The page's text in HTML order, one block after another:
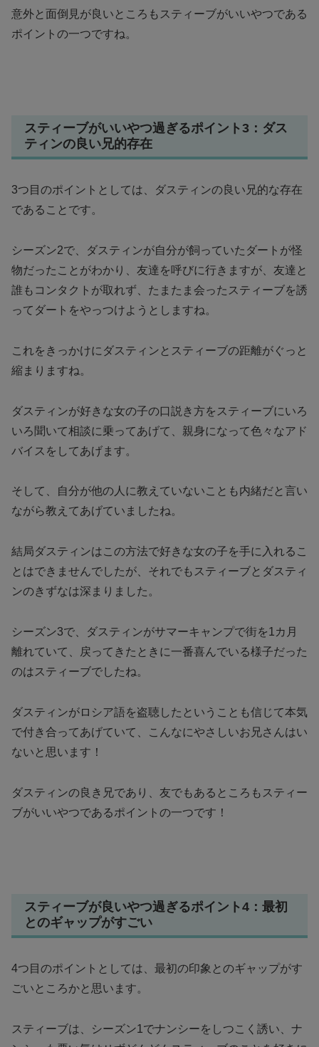
意外と面倒見が良いところもスティーブがいいやつである
ポイントの一つですね。
スティーブがいいやつ過ぎるポイント3：ダス
ティンの良い兄的存在
3つ目のポイントとしては、ダスティンの良い兄的な存在
であることです。
シーズン2で、ダスティンが自分が飼っていたダートが怪
物だったことがわかり、友達を呼びに行きますが、友達と
誰もコンタクトが取れず、たまたま会ったスティーブを誘
ってダートをやっつけようとしますね。
これをきっかけにダスティンとスティーブの距離がぐっと
縮まりますね。
ダスティンが好きな女の子の口説き方をスティーブにいろ
いろ聞いて相談に乗ってあげて、親身になって色々なアド
バイスをしてあげます。
そして、自分が他の人に教えていないことも内緒だと言い
ながら教えてあげていましたね。
結局ダスティンはこの方法で好きな女の子を手に入れるこ
とはできませんでしたが、それでもスティーブとダスティ
ンのきずなは深まりました。
シーズン3で、ダスティンがサマーキャンプで街を1カ月
離れていて、戻ってきたときに一番喜んでいる様子だった
のはスティーブでしたね。
ダスティンがロシア語を盗聴したということも信じて本気
で付き合ってあげていて、こんなにやさしいお兄さんはい
ないと思います！
ダスティンの良き兄であり、友でもあるところもスティー
ブがいいやつであるポイントの一つです！
スティーブが良いやつ過ぎるポイント4：最初
とのギャップがすごい
4つ目のポイントとしては、最初の印象とのギャップがす
ごいところかと思います。
スティーブは、シーズン1でナンシーをしつこく誘い、ナ